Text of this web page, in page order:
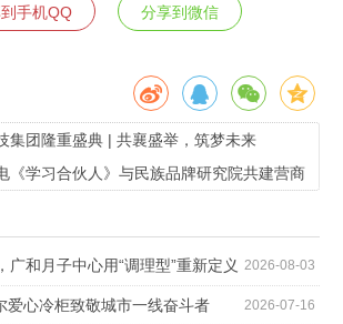
手机QQ 分享到微信
集团隆重盛典 | 共襄盛举，筑梦未来
《学习合伙人》与民族品牌研究院共建营商
2026-08-03
广和月子中心用“调理型”重新定义
2026-07-16
爱心冷柜致敬城市一线奋斗者